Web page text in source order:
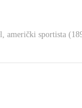
američki sportista